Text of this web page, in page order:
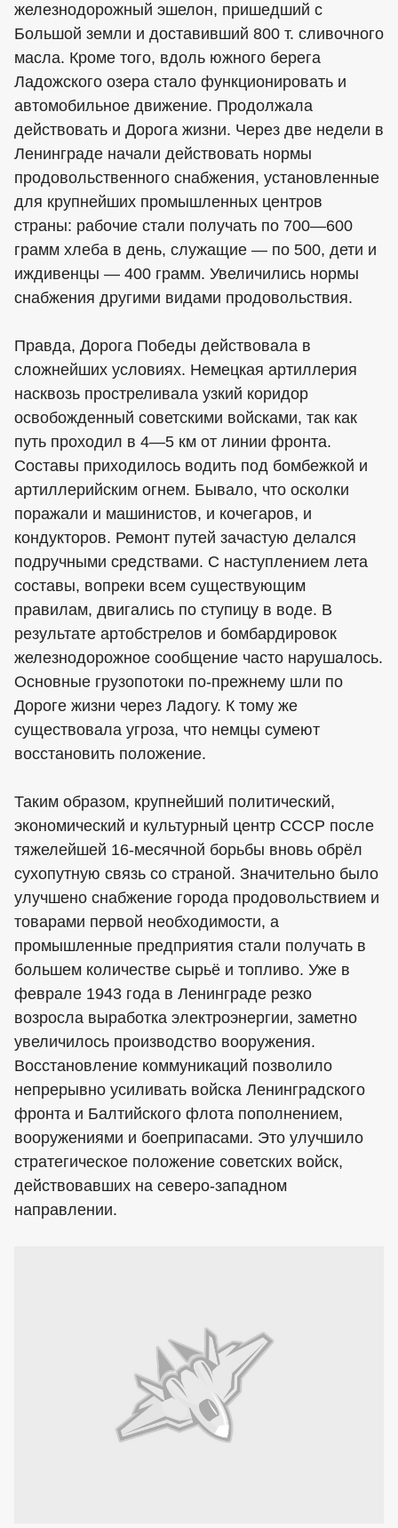
железнодорожный эшелон, пришедший с
Большой земли и доставивший 800 т. сливочного
масла. Кроме того, вдоль южного берега
Ладожского озера стало функционировать и
автомобильное движение. Продолжала
действовать и Дорога жизни. Через две недели в
Ленинграде начали действовать нормы
продовольственного снабжения, установленные
для крупнейших промышленных центров
страны: рабочие стали получать по 700—600
грамм хлеба в день, служащие — по 500, дети и
иждивенцы — 400 грамм. Увеличились нормы
снабжения другими видами продовольствия.
Правда, Дорога Победы действовала в
сложнейших условиях. Немецкая артиллерия
насквозь простреливала узкий коридор
освобожденный советскими войсками, так как
путь проходил в 4—5 км от линии фронта.
Составы приходилось водить под бомбежкой и
артиллерийским огнем. Бывало, что осколки
поражали и машинистов, и кочегаров, и
кондукторов. Ремонт путей зачастую делался
подручными средствами. С наступлением лета
составы, вопреки всем существующим
правилам, двигались по ступицу в воде. В
результате артобстрелов и бомбардировок
железнодорожное сообщение часто нарушалось.
Основные грузопотоки по-прежнему шли по
Дороге жизни через Ладогу. К тому же
существовала угроза, что немцы сумеют
восстановить положение.
Таким образом, крупнейший политический,
экономический и культурный центр СССР после
тяжелейшей 16-месячной борьбы вновь обрёл
сухопутную связь со страной. Значительно было
улучшено снабжение города продовольствием и
товарами первой необходимости, а
промышленные предприятия стали получать в
большем количестве сырьё и топливо. Уже в
феврале 1943 года в Ленинграде резко
возросла выработка электроэнергии, заметно
увеличилось производство вооружения.
Восстановление коммуникаций позволило
непрерывно усиливать войска Ленинградского
фронта и Балтийского флота пополнением,
вооружениями и боеприпасами. Это улучшило
стратегическое положение советских войск,
действовавших на северо-западном
направлении.